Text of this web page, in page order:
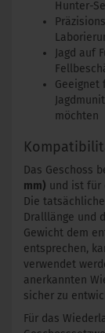
Hunter-
Jagd auf
Geeignet
möchten
Das Geschoss
mm) und ist für
Die
Dralllänge und
Gewicht dem
entsprechen,
verwendet
anerkannten
sicher zu
Für das